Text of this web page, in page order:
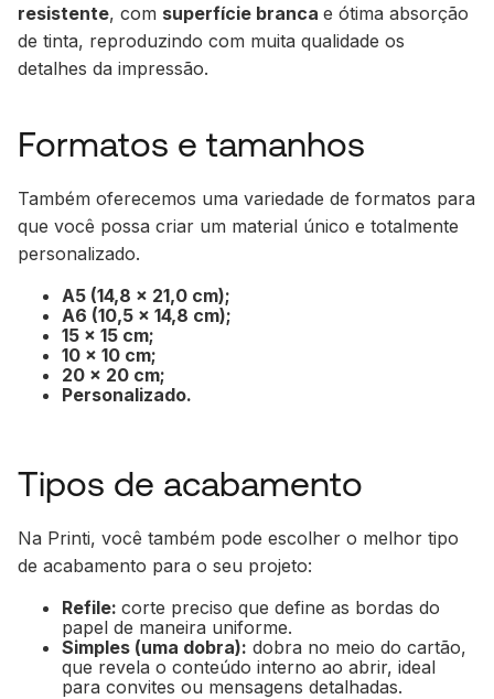
resistente, com superfície branca e ótima absorção
de tinta, reproduzindo com muita qualidade os
detalhes da impressão.
Formatos e tamanhos
Também oferecemos uma variedade de formatos para
que você possa criar um material único e totalmente
personalizado.
A5 (14,8 x 21,0 cm);
A6 (10,5 x 14,8 cm);
15 x 15 cm;
10 x 10 cm;
20 x 20 cm;
Personalizado.
Tipos de acabamento
Na Printi, você também pode escolher o melhor tipo
de acabamento para o seu projeto:
Refile: corte preciso que define as bordas do
papel de maneira uniforme.
Simples (uma dobra): dobra no meio do cartão,
que revela o conteúdo interno ao abrir, ideal
para convites ou mensagens detalhadas.